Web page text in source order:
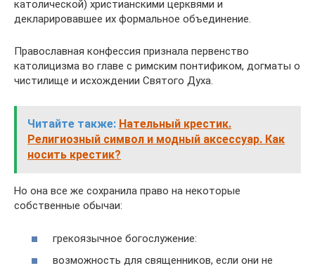
католической) христианскими церквями и
декларировавшее их формальное объединение.
Православная конфессия признала первенство
католицизма во главе с римским понтификом, догматы о
чистилище и исхождении Святого Духа.
Читайте также: Нательный крестик.
Религиозный символ и модный аксессуар. Как
носить крестик?
Но она все же сохранила право на некоторые
собственные обычаи:
грекоязычное богослужение:
возможность для священников, если они не